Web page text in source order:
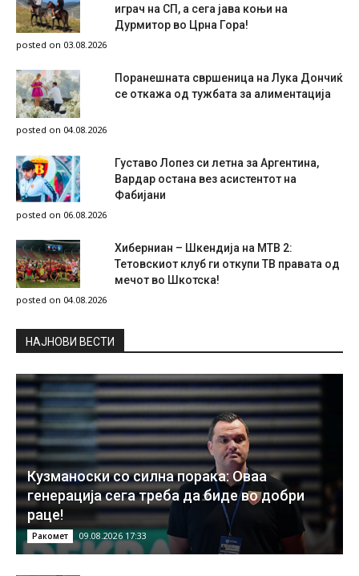
играч на СП, а сега јава коњи на
Дурмитор во Црна Гора!
posted on 03.08.2026
Поранешната свршеница на Лука Дончиќ
се откажа од тужбата за алиментација
posted on 04.08.2026
Густаво Лопез си летна за Аргентина,
Вардар остана вез асистентот на
Фабијани
posted on 06.08.2026
Хиберниан – Шкендија на МТВ 2:
Тетовскиот клуб ги откупи ТВ правата од
мечот во Шкотска!
posted on 04.08.2026
НAЈНОВИ ВЕСТИ
Кузманоски со силна порака: Оваа
генерација сега треба да биде во добри
раце!
Ракомет 09.08.2026 17:33